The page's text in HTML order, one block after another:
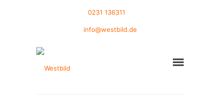
0231 136311
info@westbild.de